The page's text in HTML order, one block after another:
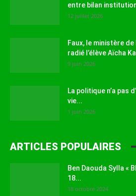
entre bilan
12 juillet 2026
Faux, le ministère de
radié l’élève Aïcha
9 juin 2026
La politique n’a pas
vie...
1 juin 2026
ARTICLES POPULAIRES
Ben Daouda Sylla «
18...
18 octobre 2024